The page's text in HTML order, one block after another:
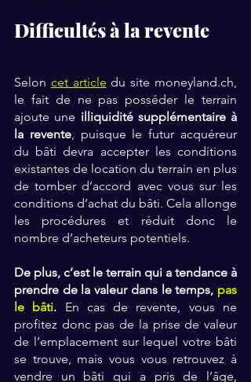
Difficultés à la revente
Selon cet article du site moneyland.ch,
le fait de ne pas posséder le terrain
ajoute une illiquidité supplémentaire à
la revente, puisque le futur acquéreur
du bâti devra accepter les conditions
existantes de location du terrain en plus
de tomber d’accord avec vous sur les
conditions d’achat du bâti. Cela allonge
les procédures et réduit donc le
nombre d’acheteurs potentiels.
De plus, c’est le terrain qui a tendance à
prendre de la valeur dans le temps, pas
le bâti. En cas de revente, vous ne
profitez donc pas de la prise de valeur
de l’emplacement sur lequel votre bâti
se trouve, mais vous vous retrouvez à
vendre un bâti qui a pris de l’âge,